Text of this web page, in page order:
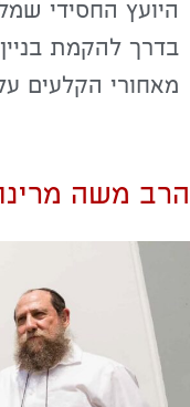
היועץ החסידי
בדרך להקמת
מאחורי הקלעים
הרב משה